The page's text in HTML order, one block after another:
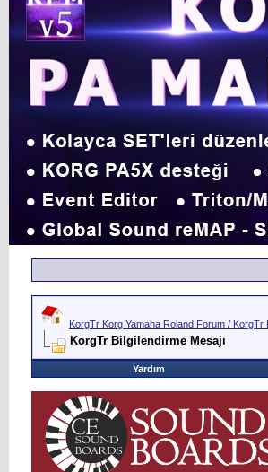
KorgTr Korg Yamaha Roland Forum / KorgTr
KorgTr Bilgilendirme Mesajı
Yardım